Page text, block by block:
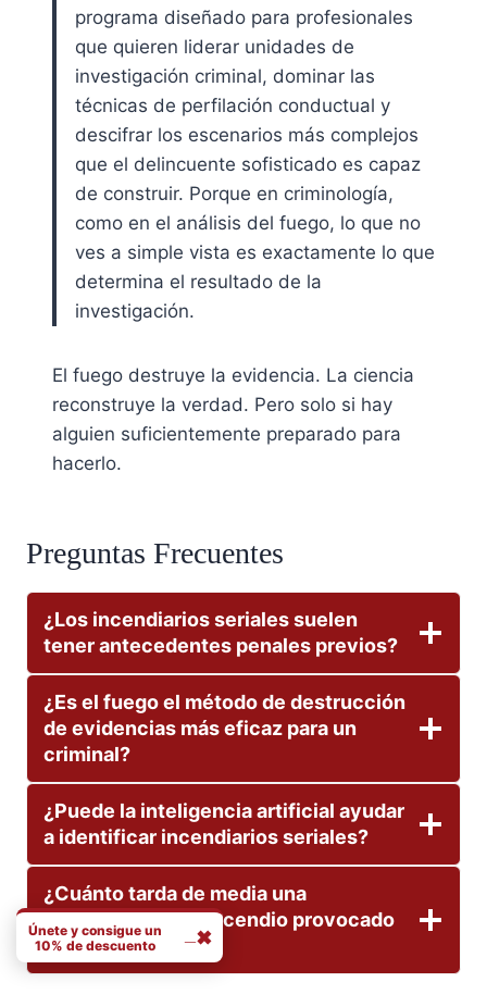
programa diseñado para profesionales
que quieren liderar unidades de
investigación criminal, dominar las
técnicas de perfilación conductual y
descifrar los escenarios más complejos
que el delincuente sofisticado es capaz
de construir. Porque en criminología,
como en el análisis del fuego, lo que no
ves a simple vista es exactamente lo que
determina el resultado de la
investigación.
El fuego destruye la evidencia. La ciencia
reconstruye la verdad. Pero solo si hay
alguien suficientemente preparado para
hacerlo.
Preguntas Frecuentes
¿Los incendiarios seriales suelen
tener antecedentes penales previos?
¿Es el fuego el método de destrucción
de evidencias más eficaz para un
criminal?
¿Puede la inteligencia artificial ayudar
a identificar incendiarios seriales?
¿Cuánto tarda de media una
investigación de incendio provocado
en resolverse?
Únete y consigue un
10% de descuento
✖